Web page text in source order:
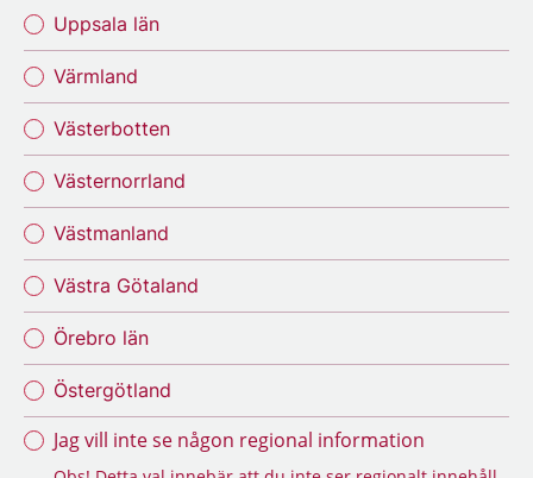
Uppsala län
Värmland
Västerbotten
Västernorrland
Västmanland
Västra Götaland
Örebro län
Östergötland
Jag vill inte se någon regional information